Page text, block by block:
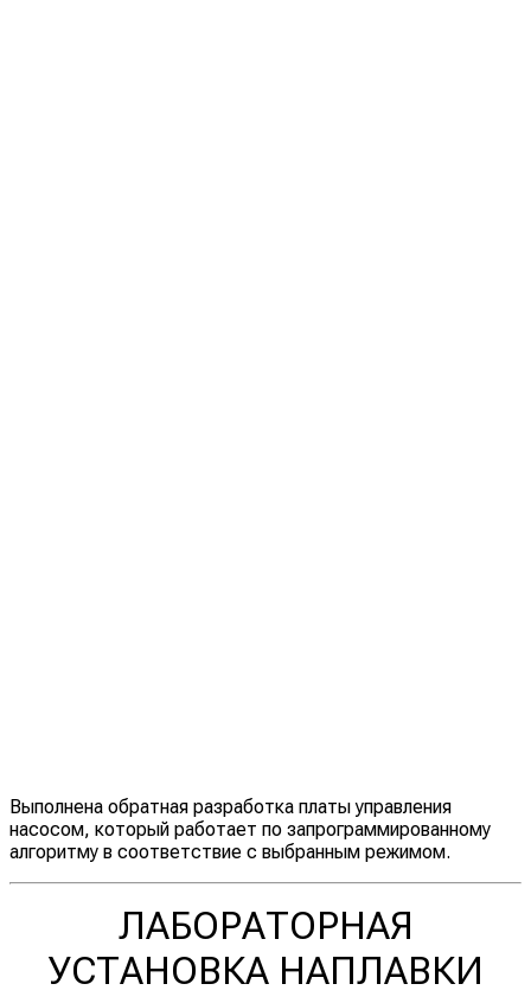
Выполнена обратная разработка платы управления
насосом, который работает по запрограммированному
алгоритму в соответствие с выбранным режимом.
ЛАБОРАТОРНАЯ
УСТАНОВКА НАПЛАВКИ